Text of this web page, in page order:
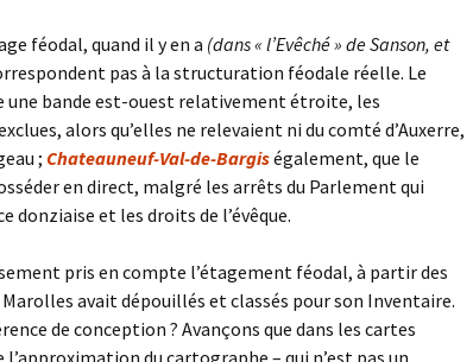
féodal, quand il y en a (dans « l’Evêché » de Sanson, et
pas à la structuration féodale réelle. Le
une bande est-ouest relativement étroite, les
alors qu’elles ne relevaient ni du comté d’Auxerre,
; Chateauneuf-Val-de-Bargiségalement, que le
en direct, malgré les arrêts du Parlement qui
et les droits de l’évêque.
pris en compte l’étagement féodal, à partir des
Marolles avait dépouillés et classés pour son Inventaire.
de conception ? Avançons que dans les cartes
du cartographe – qui n’est pas un